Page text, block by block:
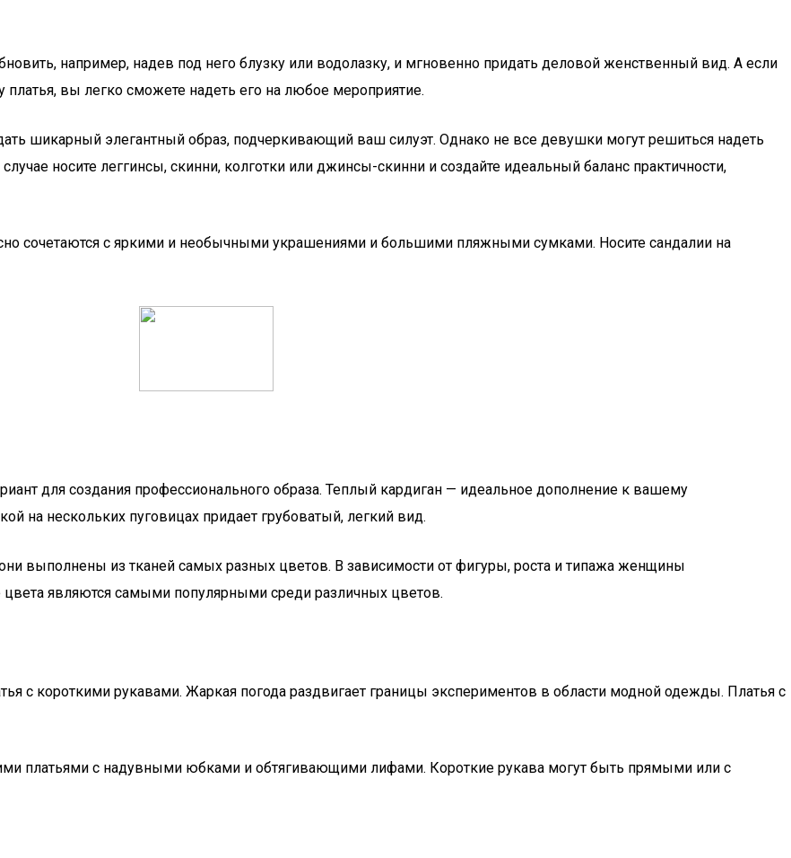
например, надев под него блузку или водолазку, и мгновенно придать деловой женственный вид. А если
вы легко сможете надеть его на любое мероприятие.
шикарный элегантный образ, подчеркивающий ваш силуэт. Однако не все девушки могут решиться надеть
носите леггинсы, скинни, колготки или джинсы-скинни и создайте идеальный баланс практичности,
сочетаются с яркими и необычными украшениями и большими пляжными сумками. Носите сандалии на
для создания профессионального образа. Теплый кардиган — идеальное дополнение к вашему
на нескольких пуговицах придает грубоватый, легкий вид.
выполнены из тканей самых разных цветов. В зависимости от фигуры, роста и типажа женщины
цвета являются самыми популярными среди различных цветов.
с короткими рукавами. Жаркая погода раздвигает границы экспериментов в области модной одежды. Платья с
платьями с надувными юбками и обтягивающими лифами. Короткие рукава могут быть прямыми или с